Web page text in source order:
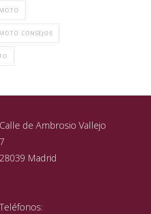
CONSEJOS
Calle de Ambrosio Vallejo
7
28039 Madrid
Teléfonos: